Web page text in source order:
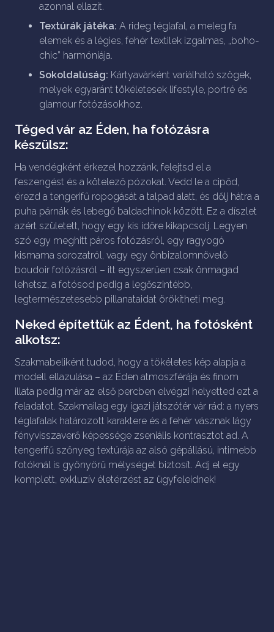
azonnal ellazít.
Textúrák játéka: A rideg téglafal, a meleg fa
elemek és a légies, fehér textilek izgalmas, „boho-
chic” harmóniája.
Sokoldalúság: Kártyavárként variálható szögek,
melyek egyaránt tökéletesek lifestyle, portré és
glamour fotózásokhoz.
Téged vár az Éden, ha fotózásra
készülsz:
Ha vendégként érkezel hozzánk, felejtsd el a
feszengést és a kötelező pózokat. Vedd le a cipőd,
érezd a tengerifű ropogását a talpad alatt, és dőlj hátra a
puha párnák és lebegő baldachinok között. Ez a díszlet
azért született, hogy egy kis időre kikapcsolj. Legyen
szó egy meghitt páros fotózásról, egy ragyogó
kismama sorozatról, vagy egy önbizalomnövelő
boudoir fotózásról – itt egyszerűen csak önmagad
lehetsz, a fotósod pedig a legőszintébb,
legtermészetesebb pillanataidat örökítheti meg.
Neked építettük az Édent, ha fotósként
alkotsz:
Szakmabeliként tudod, hogy a tökéletes kép alapja a
modell ellazulása – az Éden atmoszférája és finom
illata pedig már az első percben elvégzi helyetted ezt a
feladatot. Szakmailag egy igazi játszótér vár rád: a nyers
téglafalak határozott karaktere és a fehér vásznak lágy
fényvisszaverő képessége zseniális kontrasztot ad. A
tengerifű szőnyeg textúrája az alsó gépállású, intimebb
fotóknál is gyönyörű mélységet biztosít. Adj el egy
komplett, exkluzív életérzést az ügyfeleidnek!